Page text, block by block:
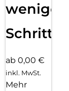
wenigen
Schritten
ab 0,00 €
inkl. MwSt.
Mehr